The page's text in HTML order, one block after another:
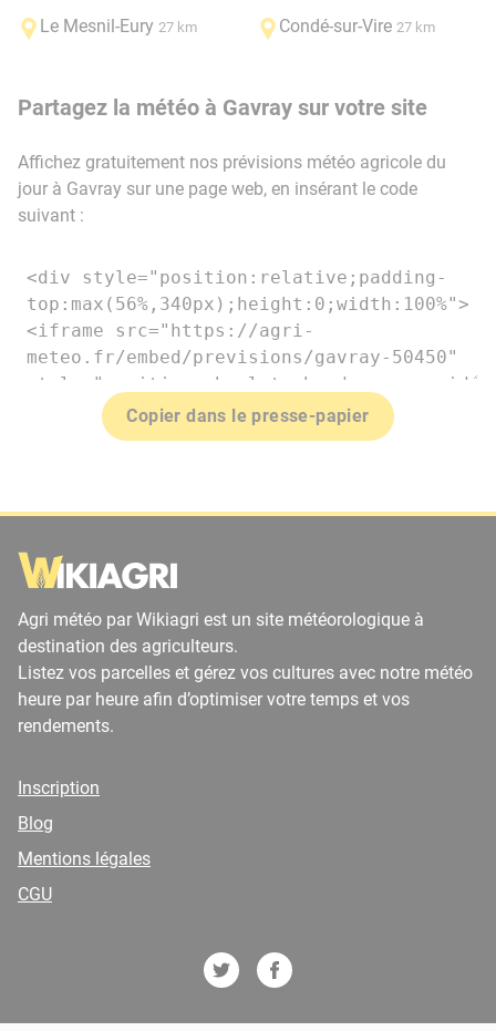
Le Mesnil-Eury 27 km Condé-sur-Vire 27 km
Partagez la météo à Gavray sur votre site
Affichez gratuitement nos prévisions météo agricole du
jour à Gavray sur une page web, en insérant le code
suivant :
Copier dans le presse-papier
Agri météo par Wikiagri est un site météorologique à
destination des agriculteurs.
Listez vos parcelles et gérez vos cultures avec notre météo
heure par heure afin d’optimiser votre temps et vos
rendements.
Inscription
Blog
Mentions légales
CGU